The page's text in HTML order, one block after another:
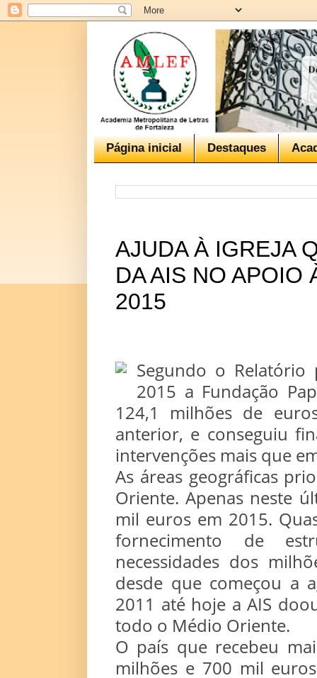
Página inicial Destaques
AJUDA À IGREJA
DA AIS NO APOIO
2015
Segundo o Relatório
2015 a Fundação
124,1 milhões de
anterior, e conseguiu
intervenções mais que
As áreas geográficas
Oriente. Apenas neste
mil euros em 2015.
fornecimento de
necessidades dos
desde que começou a
2011 até hoje a AIS
todo o Médio Oriente.
O país que recebeu
milhões e 700 mil